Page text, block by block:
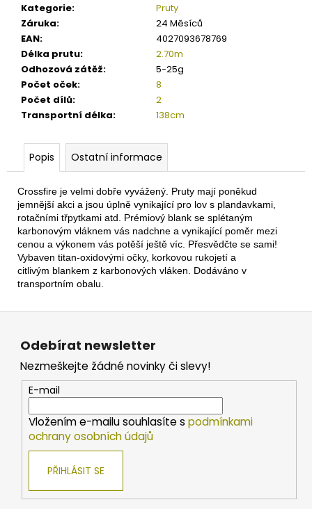
Kategorie:
Pruty
Záruka:
24 Měsíců
EAN:
4027093678769
Délka prutu:
2.70m
Odhozová zátěž:
5-25g
Počet oček:
8
Počet dílů:
2
Transportní délka: 138cm
Popis Ostatní informace
Crossfire je velmi dobře vyvážený. Pruty mají poněkud
jemnější akci a jsou úplně vynikající pro lov s plandavkami,
rotačními třpytkami atd. Prémiový blank se splétaným
karbonovým vláknem vás nadchne a vynikající poměr mezi
cenou a výkonem vás potěší ještě víc. Přesvědčte se sami!
Vybaven titan-oxidovými očky, korkovou rukojetí a
citlivým blankem z karbonových vláken. Dodáváno v
transportním obalu.
e
m
e
SURETTI
PRŮBĚŽNÉ
OLOVO
1,2G
40G
4
Kč
Z
Odebírat newsletter
Nezmeškejte žádné novinky či slevy!
E-mail
Vložením e-mailu souhlasíte s podmínkami
ochrany osobních údajů
PŘIHLÁSIT SE